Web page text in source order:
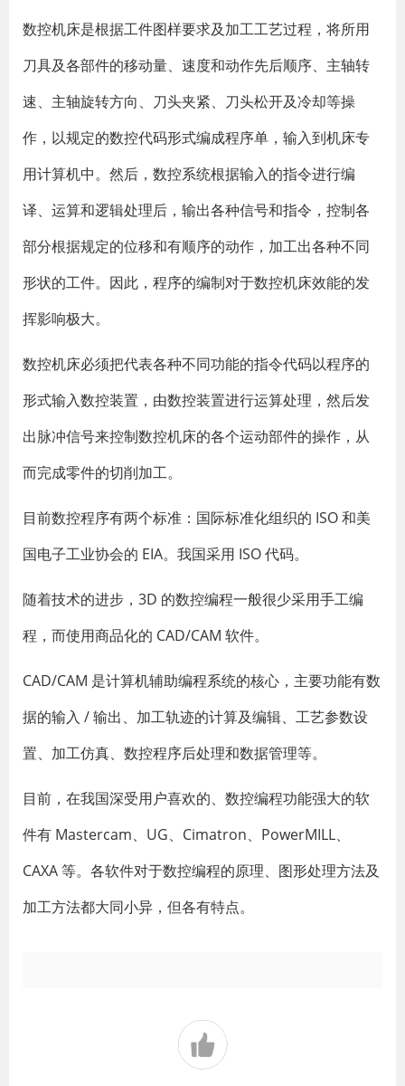
数控机床是根据工件图样要求及加工工艺过程，将所用
刀具及各部件的移动量、速度和动作先后顺序、主轴转
速、主轴旋转方向、刀头夹紧、刀头松开及冷却等操
作，以规定的数控代码形式编成程序单，输入到机床专
用计算机中。然后，数控系统根据输入的指令进行编
译、运算和逻辑处理后，输出各种信号和指令，控制各
部分根据规定的位移和有顺序的动作，加工出各种不同
形状的工件。因此，程序的编制对于数控机床效能的发
挥影响极大。
数控机床必须把代表各种不同功能的指令代码以程序的
形式输入数控装置，由数控装置进行运算处理，然后发
出脉冲信号来控制数控机床的各个运动部件的操作，从
而完成零件的切削加工。
目前数控程序有两个标准：国际标准化组织的 ISO 和美
国电子工业协会的 EIA。我国采用 ISO 代码。
随着技术的进步，3D 的数控编程一般很少采用手工编
程，而使用商品化的 CAD/CAM 软件。
CAD/CAM 是计算机辅助编程系统的核心，主要功能有数
据的输入 / 输出、加工轨迹的计算及编辑、工艺参数设
置、加工仿真、数控程序后处理和数据管理等。
目前，在我国深受用户喜欢的、数控编程功能强大的软
件有 Mastercam、UG、Cimatron、PowerMILL、
CAXA 等。各软件对于数控编程的原理、图形处理方法及
加工方法都大同小异，但各有特点。